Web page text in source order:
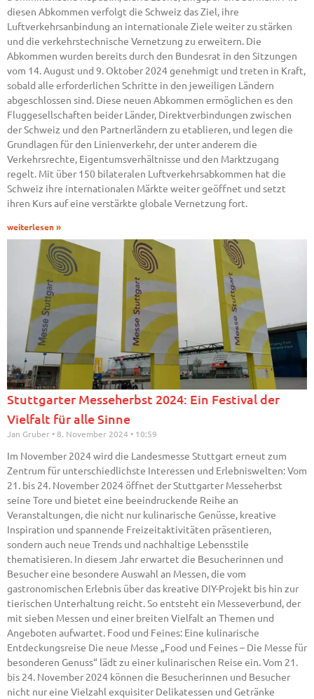
diesen Abkommen verfolgt die Schweiz das Ziel, ihre
Luftverkehrsanbindung an internationale Ziele weiter zu stärken
und die verkehrstechnische Vernetzung zu erweitern. Die
Abkommen wurden bereits durch den Bundesrat in den Sitzungen
vom 14. August und 9. Oktober 2024 genehmigt und treten in Kraft,
sobald alle erforderlichen Schritte in den jeweiligen Ländern
abgeschlossen sind. Diese neuen Abkommen ermöglichen es den
Fluggesellschaften beider Länder, Direktverbindungen zwischen
der Schweiz und den Partnerländern zu etablieren, und legen die
Grundlagen für den Linienverkehr, der unter anderem die
Verkehrsrechte, Eigentumsverhältnisse und den Marktzugang
regelt. Mit über 150 bilateralen Luftverkehrsabkommen hat die
Schweiz ihre internationalen Märkte weiter geöffnet und setzt
ihren Kurs auf eine verstärkte globale Vernetzung fort.
weiterlesen »
Stuttgarter Messeherbst 2024: Ein Festival der
Vielfalt für alle Sinne
Jan Gruber 8. November 2024 10:59
Im November 2024 wird die Landesmesse Stuttgart erneut zum
Zentrum für unterschiedlichste Interessen und Erlebniswelten: Vom
21. bis 24. November 2024 öffnet der Stuttgarter Messeherbst
seine Tore und bietet eine beeindruckende Reihe an
Veranstaltungen, die nicht nur kulinarische Genüsse, kreative
Inspiration und spannende Freizeitaktivitäten präsentieren,
sondern auch neue Trends und nachhaltige Lebensstile
thematisieren. In diesem Jahr erwartet die Besucherinnen und
Besucher eine besondere Auswahl an Messen, die vom
gastronomischen Erlebnis über das kreative DIY-Projekt bis hin zur
tierischen Unterhaltung reicht. So entsteht ein Messeverbund, der
mit sieben Messen und einer breiten Vielfalt an Themen und
Angeboten aufwartet. Food und Feines: Eine kulinarische
Entdeckungsreise Die neue Messe „Food und Feines – Die Messe für
besonderen Genuss“ lädt zu einer kulinarischen Reise ein. Vom 21.
bis 24. November 2024 können die Besucherinnen und Besucher
nicht nur eine Vielzahl exquisiter Delikatessen und Getränke